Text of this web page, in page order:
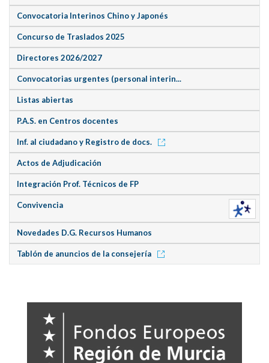
Convocatoria Interinos Chino y Japonés
Concurso de Traslados 2025
Directores 2026/2027
Convocatorias urgentes (personal interin...
Listas abiertas
P.A.S. en Centros docentes
Inf. al ciudadano y Registro de docs.
Actos de Adjudicación
Integración Prof. Técnicos de FP
Convivencia
Novedades D.G. Recursos Humanos
Tablón de anuncios de la consejería